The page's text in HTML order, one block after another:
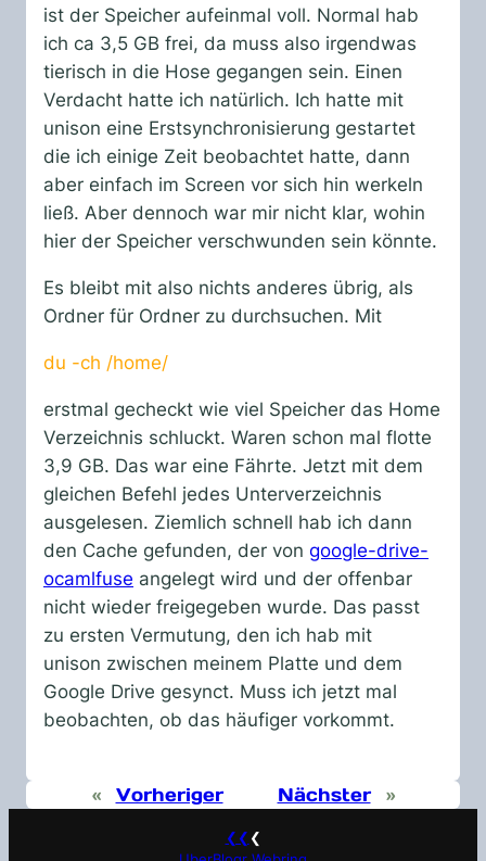
ist der Speicher aufeinmal voll. Normal hab
ich ca 3,5 GB frei, da muss also irgendwas
tierisch in die Hose gegangen sein. Einen
Verdacht hatte ich natürlich. Ich hatte mit
unison eine Erstsynchronisierung gestartet
die ich einige Zeit beobachtet hatte, dann
aber einfach im Screen vor sich hin werkeln
ließ. Aber dennoch war mir nicht klar, wohin
hier der Speicher verschwunden sein könnte.
Es bleibt mit also nichts anderes übrig, als
Ordner für Ordner zu durchsuchen. Mit
du -ch /home/
erstmal gecheckt wie viel Speicher das Home
Verzeichnis schluckt. Waren schon mal flotte
3,9 GB. Das war eine Fährte. Jetzt mit dem
gleichen Befehl jedes Unterverzeichnis
ausgelesen. Ziemlich schnell hab ich dann
den Cache gefunden, der von google-drive-
ocamlfuse angelegt wird und der offenbar
nicht wieder freigegeben wurde. Das passt
zu ersten Vermutung, den ich hab mit
unison zwischen meinem Platte und dem
Google Drive gesynct. Muss ich jetzt mal
beobachten, ob das häufiger vorkommt.
« Vorheriger Nächster »
❮❮ ❮